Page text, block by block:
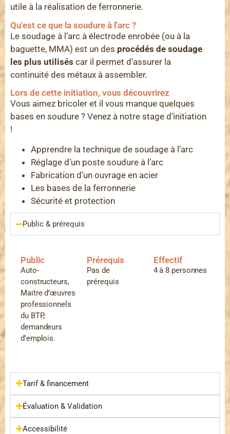
utile à la réalisation de ferronnerie.
Qu'est ce que la soudure à l'arc ?
Le soudage à l’arc à électrode enrobée (ou à la
baguette, MMA) est un des procédés de soudage
les plus utilisés car il permet d’assurer la
continuité des métaux à assembler.
Lors de cette initiation, vous découvrirez
Vous aimez bricoler et il vous manque quelques
bases en soudure ? Venez à notre stage d’initiation
!
Apprendre la technique de soudage à l’arc
Réglage d’un poste soudure à l’arc
Fabrication d’un ouvrage en acier
Les bases de la ferronnerie
Sécurité et protection
Public & prérequis
Public
Auto-
constructeurs,
Maitre d’œuvres
professionnels
du BTP,
demandeurs
d’emplois.
Prérequis
Pas de
prérequis
Effectif
4 à 8 personnes
Tarif & financement
Évaluation & Validation
Accessibilité